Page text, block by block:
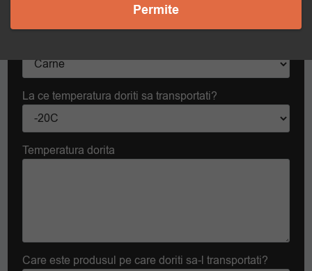
La ce temperatura doriti sa transportati?
Temperatura dorita
Care este produsul pe care doriti sa-l transportati?
Permite